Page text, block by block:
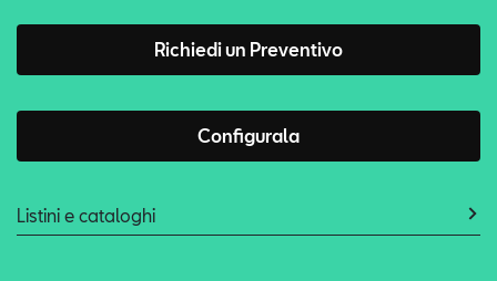
Richiedi un Preventivo
Configurala
Listini e cataloghi